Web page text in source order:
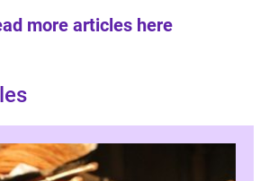
more articles here